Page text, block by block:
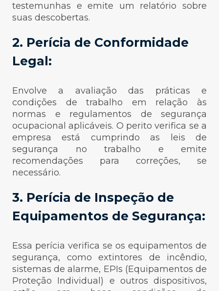
testemunhas e emite um relatório sobre
suas descobertas.
2. Perícia de Conformidade
Legal:
Envolve a avaliação das práticas e
condições de trabalho em relação às
normas e regulamentos de segurança
ocupacional aplicáveis. O perito verifica se a
empresa está cumprindo as leis de
segurança no trabalho e emite
recomendações para correções, se
necessário.
3. Perícia de Inspeção de
Equipamentos de Segurança:
Essa perícia verifica se os equipamentos de
segurança, como extintores de incêndio,
sistemas de alarme, EPIs (Equipamentos de
Proteção Individual) e outros dispositivos,